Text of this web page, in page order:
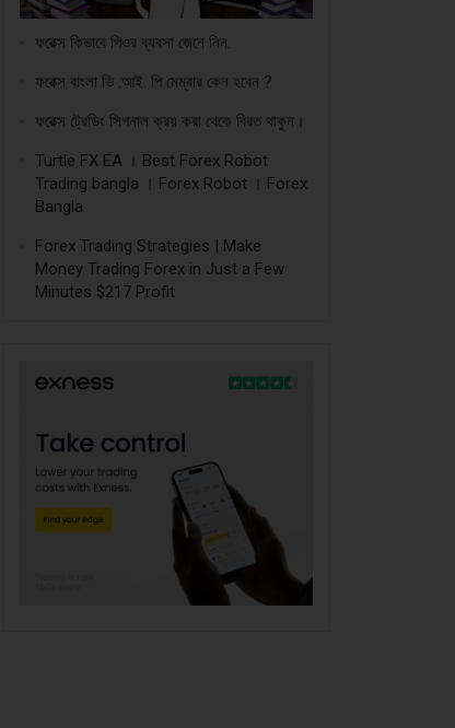
ফরেক্স কিভাবে পিওর ব্যবসা জেনে নিন.
ফরেক্স বাংলা ভি .আই. পি মেম্বার কেন হবেন ?
ফরেক্স ট্রেডিং সিগনাল ক্রয় করা থেকে বিরত থাকুন।
Turtle FX EA । Best Forex Robot
Trading bangla । Forex Robot । Forex
Bangla
Forex Trading Strategies | Make
Money Trading Forex in Just a Few
Minutes $217 Profit